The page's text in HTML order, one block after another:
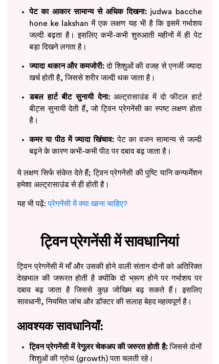
पेट का आकार सामान्य से अधिक दिखना: judwa bacche
hone ke lakshan में एक लक्षण यह भी है कि इसमें गर्भाशय
जल्दी बढ़ता है। इसलिए कभी-कभी शुरुआती महीनों में ही पेट
बड़ा दिखने लगता है।
ज्यादा थकान और कमजोरी: दो शिशुओं की वजह से एनर्जी ज्यादा
खर्च होती है, जिससे शरीर जल्दी थक जाता है।
डबल हार्ट बीट सुनायी देना:अल्ट्रासाउंड में दो फीटल हार्ट
बीट्स सुनायी देती हैं, जो ट्विन प्रेगनेंसी का स्पष्ट लक्षण होता
है।
कमर या पीठ में ज्यादा खिंचाव: पेट का वजन सामान्य से जल्दी
बढ़ने के कारण कभी-कभी पीठ पर दबाव बढ़ जाता है।
ये लक्षण सिर्फ संकेत देते हैं; ट्विन प्रेगनेंसी की पुष्टि यानि कन्फर्मेशन
हमेशा अल्ट्रासाउंड से ही होती है।
यह भी पढ़ें:प्रेगनेंसी में क्या खाना चाहिए?
ट्विन प्रेगनेंसी में सावधानियां
ट्विन प्रेगनेंसी में माँ और उसकी होने वाली संतान दोनों को अतिरिक्त
देखभाल की जरूरत होती है क्योंकि दो भ्रूण होने पर गर्भाशय पर
दबाव बढ़ जाता है जिससे कुछ जोखिम बढ़ सकते हैं। इसलिए
सावधानी, नियमित जांच और डॉक्टर की सलाह बेहद महत्वपूर्ण है।
आवश्यक सावधानियाँ:
ट्विन प्रेगनेंसी में रेगुलर चेकअप की जरुरत होती है:जिससे दोनों
शिशुओं की ग्रोथ (growth) पता चलती रहे।